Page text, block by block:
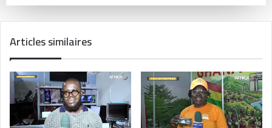
Articles similaires